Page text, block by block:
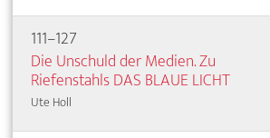
111–127
Die Unschuld der Medien. Zu
Riefenstahls DAS BLAUE LICHT
Ute Holl